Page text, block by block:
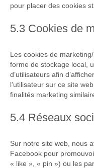
pour placer des cookies
5.3 Cookies de
Les cookies de
forme de stockage local,
d’utilisateurs afin
l’utilisateur sur ce site
finalités marketing
5.4 Réseaux
Sur notre site web, nous
Facebook pour
« like », « pin ») ou les